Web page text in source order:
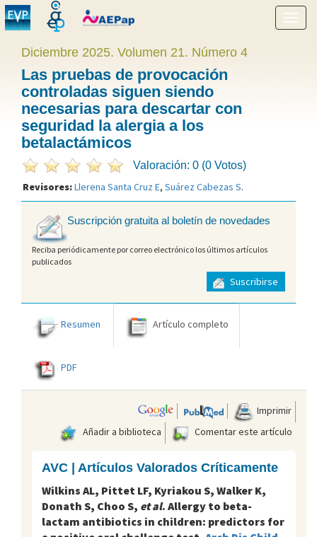
menú
Diciembre 2025. Volumen 21. Número 4
Las pruebas de provocación
controladas siguen siendo
necesarias para descartar con
seguridad la alergia a los
betalactámicos
Valoración: 0 (0 Votos)
Revisores:Llerena Santa Cruz E, Suárez Cabezas S.
Suscripción gratuita al boletín de novedades
Reciba periódicamente por correo electrónico los últimos artículos
publicados
Suscribirse
Resumen Artículo completo
PDF
Imprimir
Añadir a biblioteca
Comentar este artículo
AVC | Artículos Valorados Críticamente
Wilkins AL, Pittet LF, Kyriakou S, Walker K,
Donath S, Choo S, et al. Allergy to beta-
lactam antibiotics in children: predictors for